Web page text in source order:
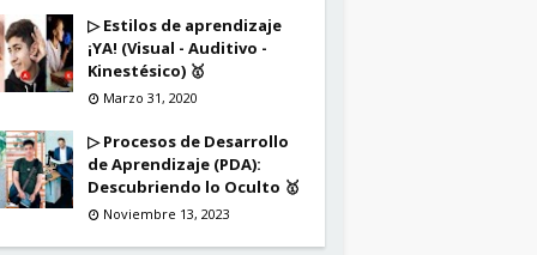
▷ Estilos de aprendizaje
¡YA! (Visual - Auditivo -
Kinestésico) 🥇
Marzo 31, 2020
▷ Procesos de Desarrollo
de Aprendizaje (PDA):
Descubriendo lo Oculto 🥇
Noviembre 13, 2023